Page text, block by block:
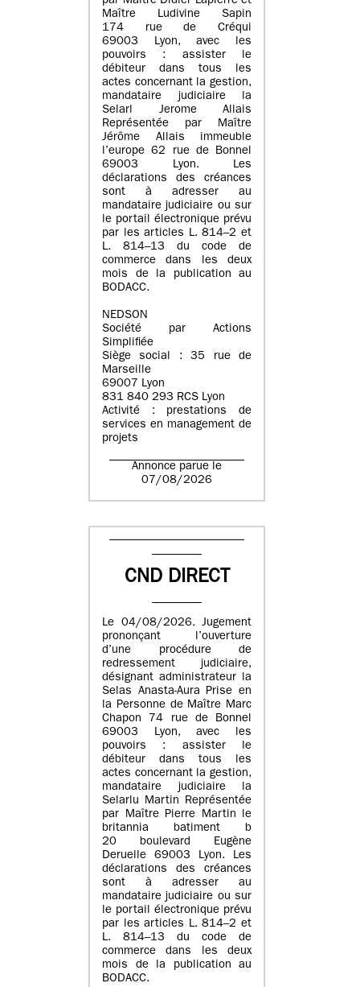
Maître Ludivine Sapin
174 rue de Créqui
69003 Lyon, avec les
pouvoirs : assister le
débiteur dans tous les
actes concernant la gestion,
mandataire judiciaire la
Selarl Jerome Allais
Représentée par Maître
Jérôme Allais immeuble
l’europe 62 rue de Bonnel
69003 Lyon. Les
déclarations des créances
sont à adresser au
mandataire judiciaire ou sur
le portail électronique prévu
par les articles L. 814–2 et
L. 814–13 du code de
commerce dans les deux
mois de la publication au
BODACC.
NEDSON
Société par Actions
Simplifiée
Siège social : 35 rue de
Marseille
69007 Lyon
831 840 293 RCS Lyon
Activité : prestations de
services en management de
projets
Annonce parue le
07/08/2026
CND DIRECT
Le 04/08/2026. Jugement
prononçant l’ouverture
d’une procédure de
redressement judiciaire,
désignant administrateur la
Selas Anasta-Aura Prise en
la Personne de Maître Marc
Chapon 74 rue de Bonnel
69003 Lyon, avec les
pouvoirs : assister le
débiteur dans tous les
actes concernant la gestion,
mandataire judiciaire la
Selarlu Martin Représentée
par Maître Pierre Martin le
britannia batiment b
20 boulevard Eugène
Deruelle 69003 Lyon. Les
déclarations des créances
sont à adresser au
mandataire judiciaire ou sur
le portail électronique prévu
par les articles L. 814–2 et
L. 814–13 du code de
commerce dans les deux
mois de la publication au
BODACC.